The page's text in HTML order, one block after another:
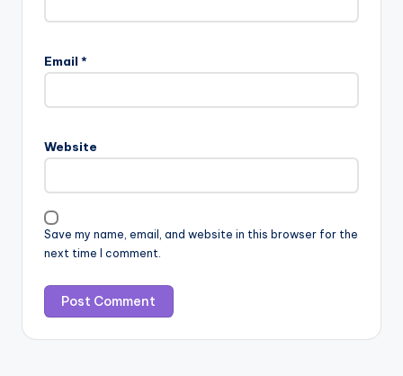
Email *
Website
Save my name, email, and website in this browser for the
next time I comment.